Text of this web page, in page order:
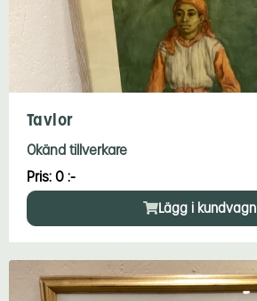
Tavlor
Okänd tillverkare
Pris: 0 :-
Lägg i kundvagn